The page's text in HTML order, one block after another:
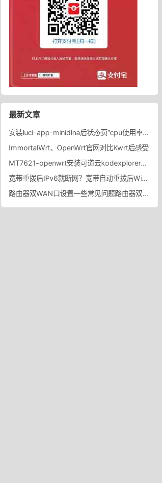
最新文章
安装luci-app-minidlna后状态页“cpu使用率“显示虚高，排除过程记录。
ImmortalWrt、OpenWrt官网对比Kwrt后感受
MT7621-openwrt安装可道云kodexplorer轻量化NAS
宽带重拨后IPv6就断网？宽带自动重拨后Win10的IPv6失效
路由器双WAN口设置一些常见问题路由器双WAN口设置踩坑